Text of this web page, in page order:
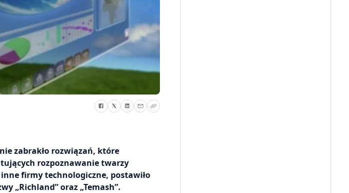
nie zabrakło rozwiązań, które
rozpoznawanie twarzy
firmy technologiczne, postawiło
„Richland” oraz „Temash”.